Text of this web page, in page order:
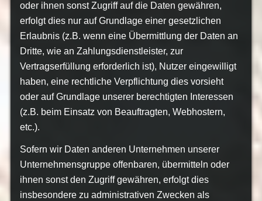
oder ihnen sonst Zugriff auf die Daten gewähren,
erfolgt dies nur auf Grundlage einer gesetzlichen
Erlaubnis (z.B. wenn eine Übermittlung der Daten an
Dritte, wie an Zahlungsdienstleister, zur
Vertragserfüllung erforderlich ist), Nutzer eingewilligt
haben, eine rechtliche Verpflichtung dies vorsieht
oder auf Grundlage unserer berechtigten Interessen
(z.B. beim Einsatz von Beauftragten, Webhostern,
etc.).
Sofern wir Daten anderen Unternehmen unserer
Unternehmensgruppe offenbaren, übermitteln oder
ihnen sonst den Zugriff gewähren, erfolgt dies
insbesondere zu administrativen Zwecken als